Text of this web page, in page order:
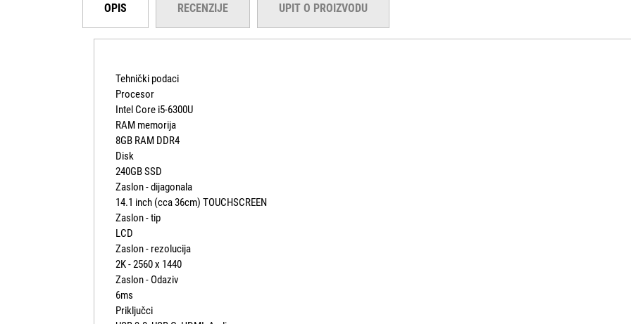
OPIS RECENZIJE UPIT O PROIZVODU
Tehnički podaci
Procesor
Intel Core i5-6300U
RAM memorija
8GB RAM DDR4
Disk
240GB SSD
Zaslon - dijagonala
14.1 inch (cca 36cm) TOUCHSCREEN
Zaslon - tip
LCD
Zaslon - rezolucija
2K - 2560 x 1440
Zaslon - Odaziv
6ms
Priključci